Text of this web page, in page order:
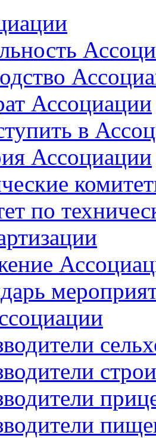
Ассоциации
в
Ассоциации
по